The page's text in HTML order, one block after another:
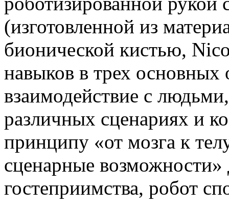
(изготовленной из
бионической кистью,
навыков в трех основных
взаимодействие с
различных сценариях и
принципу «от мозга к
сценарные возможности»
гостеприимства, робот